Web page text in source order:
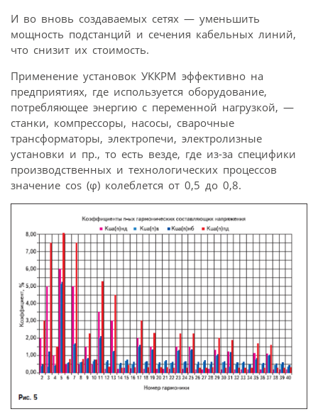
И во вновь создаваемых сетях — уменьшить
мощность подстанций и сечения кабельных линий,
что снизит их стоимость.
Применение установок УККРМ эффективно на
предприятиях, где используется оборудование,
потребляющее энергию с переменной нагрузкой, —
станки, компрессоры, насосы, сварочные
трансформаторы, электропечи, электролизные
установки и пр., то есть везде, где из-за специфики
производственных и технологических процессов
значение cos (φ) колеблется от 0,5 до 0,8.